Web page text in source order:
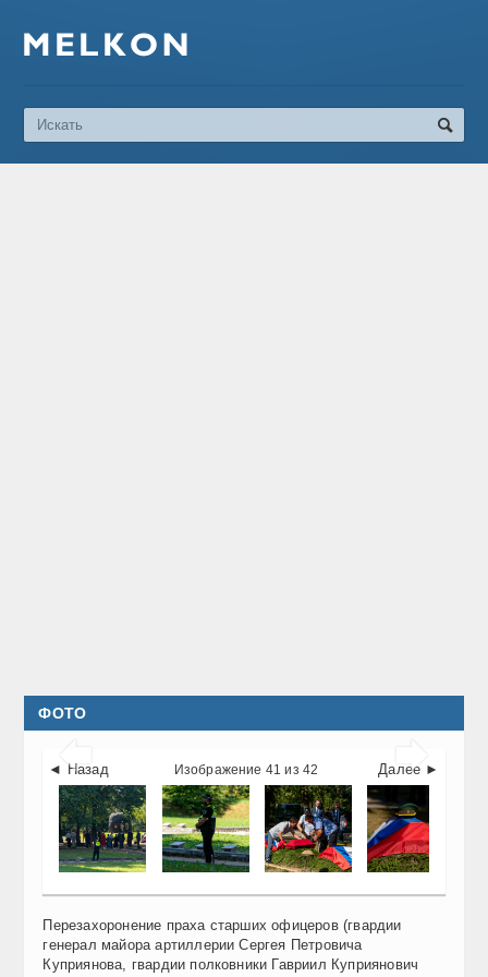
ФОТО
 
◄ Назад Далее ►
Изображение 41 из 42
Перезахоронение праха старших офицеров (гвардии
генерал майора артиллерии Сергея Петровича
Куприянова, гвардии полковники Гавриил Куприянович